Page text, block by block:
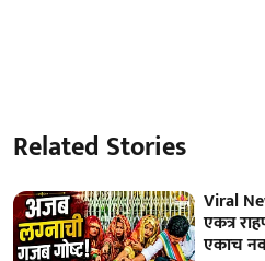
Related Stories
Viral
एकत्र
एकाच